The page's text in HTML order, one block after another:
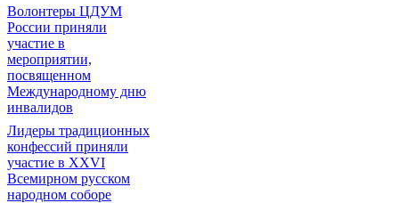
Волонтеры ЦДУМ
России приняли
участие в
мероприятии,
посвященном
Международному дню
инвалидов
Лидеры традиционных
конфессий приняли
участие в XXVI
Всемирном русском
народном соборе